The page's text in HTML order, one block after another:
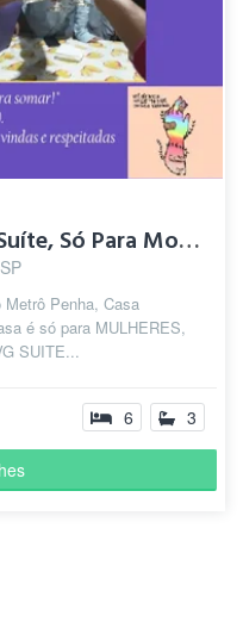
#Alugo Quarto /Vaga /Suíte, Só Para Moças Px.Metrô Penha!
Penha, Casa
é só para MULHERES,
SUITE...
6 3